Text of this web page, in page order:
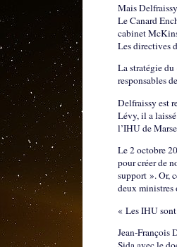
Mais
Le Canard
cabinet
Les directives
La stratégie du
responsables
Delfraissy est
Lévy, il a
l’IHU de
Le 2 octobre
pour créer de
support ». Or,
deux ministres
« Les IHU
Jean-François